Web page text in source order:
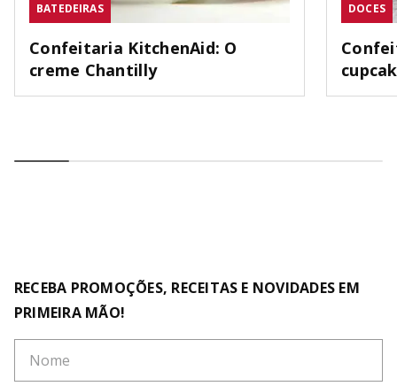
BATEDEIRAS
Confeitaria KitchenAid: O
creme Chantilly
DOCES
RECEBA PROMOÇÕES, RECEITAS E NOVIDADES EM
PRIMEIRA MÃO!